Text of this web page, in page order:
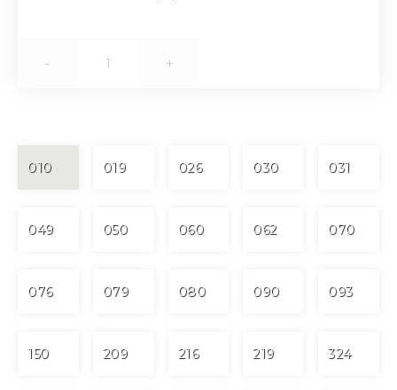
- +
010 019 026 030 031
049 050 060 062 070
076 079 080 090 093
150 209 216 219 324